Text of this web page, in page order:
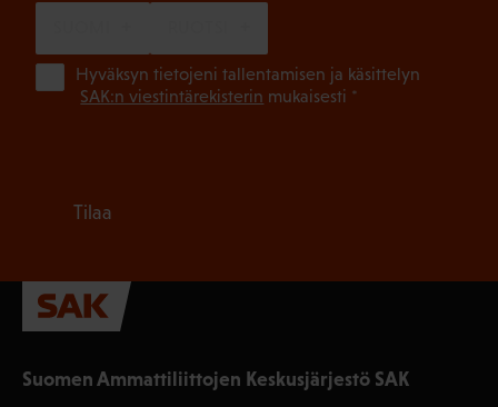
Suomen Ammattiliittojen Keskusjärjestö SAK
Hyväksyn tietojeni tallentamisen ja käsittelyn
SAK:n viestintärekisterin mukaisesti *
Tilaa